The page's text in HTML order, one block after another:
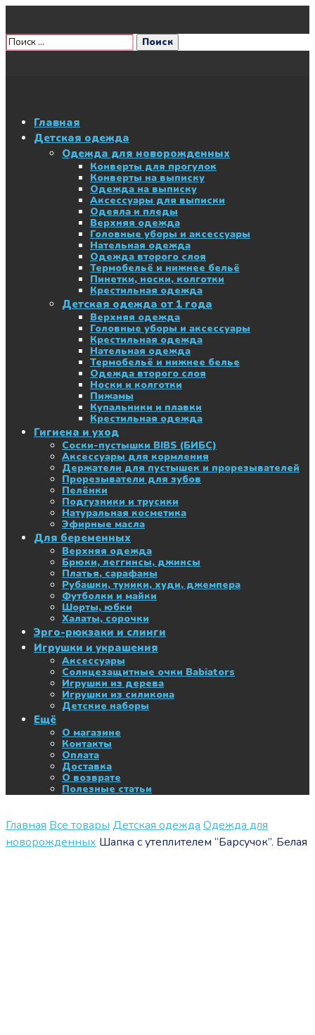
Главная
Детская одежда
Одежда для новорожденных
Конверты для прогулок
Конверты на выписку
Одежда на выписку
Аксессуары для выписки
Одеяла и пледы
Верхняя одежда
Головные уборы и аксессуары
Нательная одежда
Одежда второго слоя
Термобельё и нижнее бельё
Пинетки, носки, колготки
Крестильная одежда
Детская одежда от 1 года
Верхняя одежда
Головные уборы и аксессуары
Крестильная одежда
Нательная одежда
Термобельё и нижнее белье
Одежда второго слоя
Носки и колготки
Пижамы
Купальники и плавки
Крестильная одежда
Гигиена и уход
Соски-пустышки BIBS (БИБС)
Аксессуары для кормления
Держатели для пустышек и прорезывателей
Прорезыватели для зубов
Пелёнки
Подгузники и трусики
Натуральная косметика
Эфирные масла
Для беременных
Верхняя одежда
Брюки, леггинсы, джинсы
Платья, сарафаны
Рубашки, туники, худи, джемпера
Футболки и майки
Шорты, юбки
Халаты, сорочки
Эрго-рюкзаки и слинги
Игрушки и украшения
Аксессуары
Солнцезащитные очки Babiators
Игрушки из дерева
Игрушки из силикона
Детские наборы
Ещё
О магазине
Контакты
Оплата
Доставка
О возврате
Полезные статьи
Главная Все товары Детская одежда Одежда для
новорожденных Шапка с утеплителем “Барсучок”. Белая